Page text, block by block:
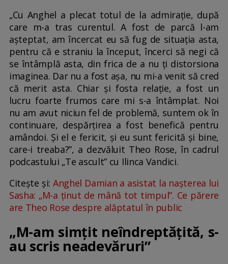
„Cu Anghel a plecat totul de la admirație, după
care m-a tras curentul. A fost de parcă l-am
așteptat, am încercat eu să fug de situația asta,
pentru că e straniu la început, încerci să negi că
se întâmplă asta, din frica de a nu ți distorsiona
imaginea. Dar nu a fost așa, nu mi-a venit să cred
că merit asta. Chiar și fosta relație, a fost un
lucru foarte frumos care mi s-a întâmplat. Noi
nu am avut niciun fel de problemă, suntem ok în
continuare, despărțirea a fost benefică pentru
amândoi. Și el e fericit, și eu sunt fericită și bine,
care-i treaba?”, a dezvăluit Theo Rose, în cadrul
podcastului „Te ascult” cu Ilinca Vandici.
Citește și: Anghel Damian a asistat la nașterea lui
Sasha: „M-­a ținut de mână tot timpul”. Ce părere
are Theo Rose despre alăptatul în public
„M-am simțit neîndreptățită, s-
au scris neadevăruri”